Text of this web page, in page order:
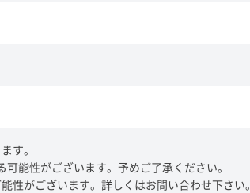
す。
能性がございます。予めご了承ください。
がございます。詳しくはお問い合わせ下さい。